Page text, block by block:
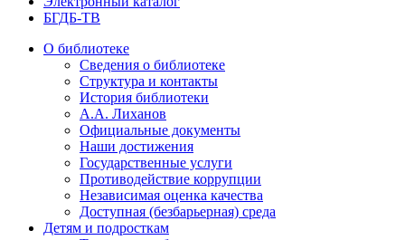
БГДБ-ТВ
О библиотеке
Сведения о библиотеке
Структура и контакты
История библиотеки
А.А. Лиханов
Официальные документы
Наши достижения
Государственные услуги
Противодействие коррупции
Независимая оценка качества
Доступная (безбарьерная) среда
Детям и подросткам